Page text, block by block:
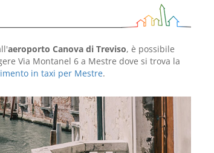
aeroporto Canova di Treviso, è possibile
Via Montanel 6 a Mestre dove si trova la
in taxi per Mestre.